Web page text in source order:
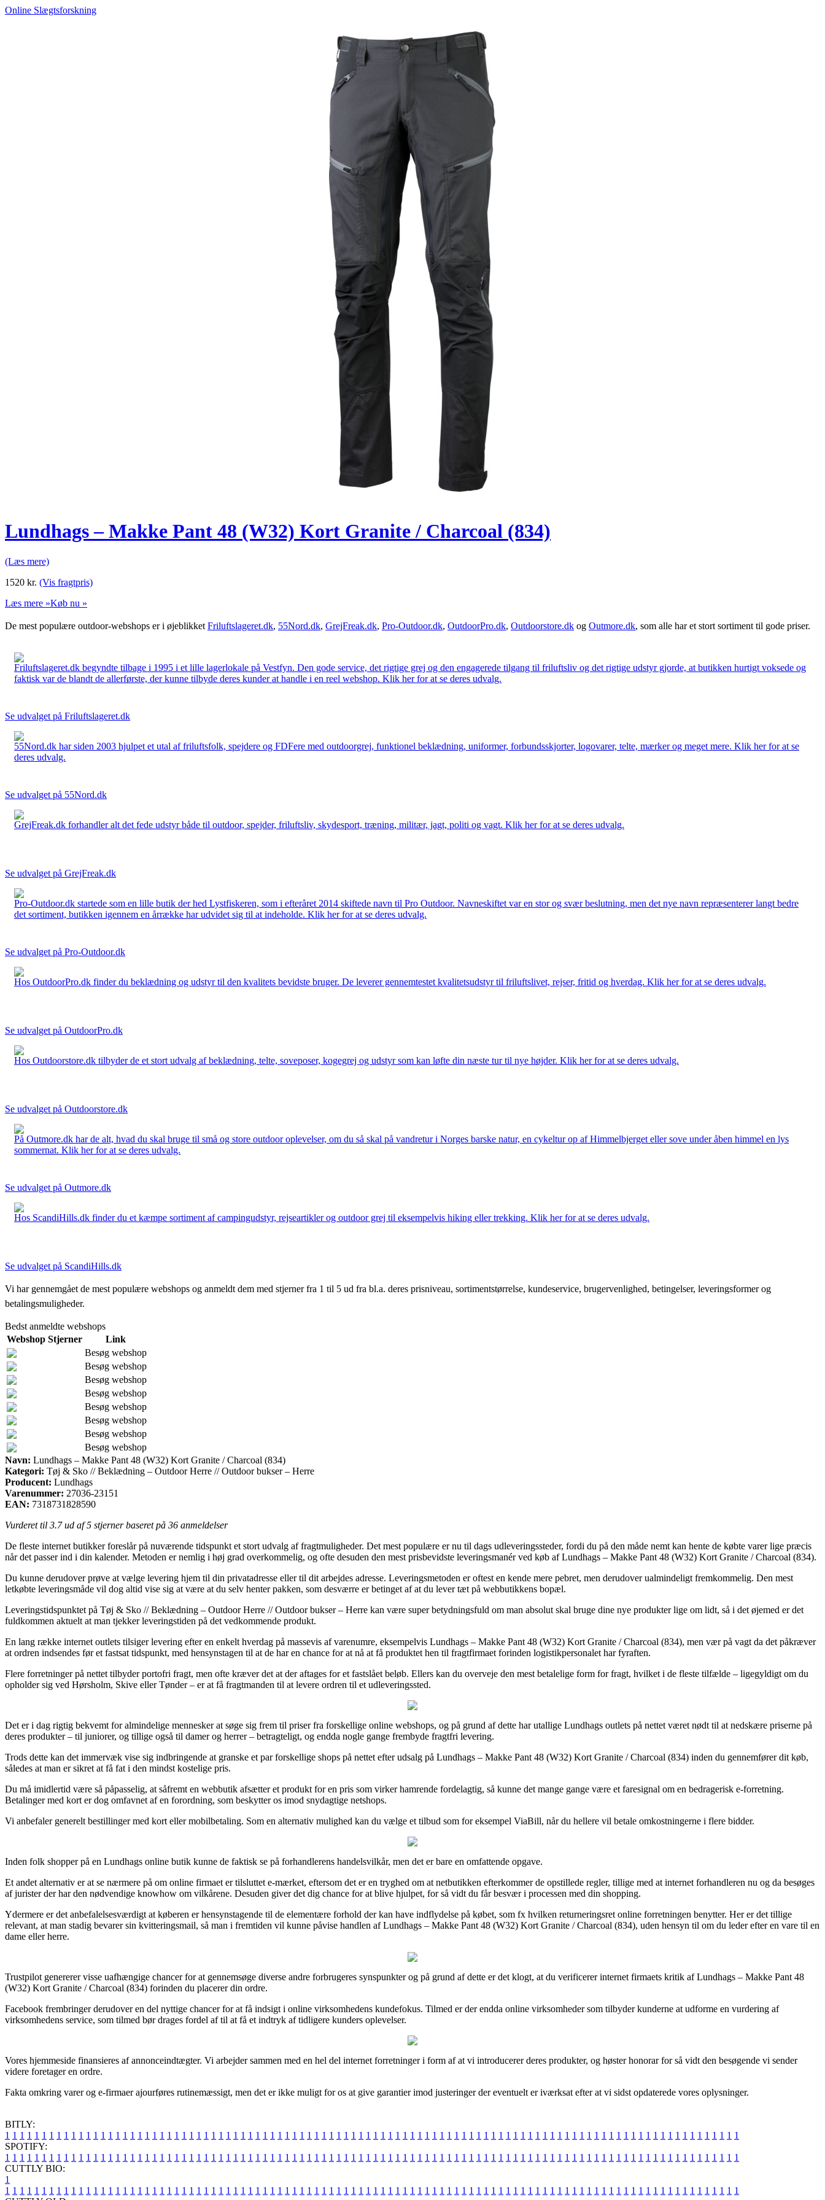
Online Slægtsforskning
Lundhags – Makke Pant 48 (W32) Kort Granite / Charcoal (834)
(Læs mere)
1520 kr. (Vis fragtpris)
Læs mere »Køb nu »
De mest populære outdoor-webshops er i øjeblikket Friluftslageret.dk, 55Nord.dk, GrejFreak.dk, Pro-Outdoor.dk, OutdoorPro.dk, Outdoorstore.dk og Outmore.dk, som alle har et stort sortiment til gode priser.
Friluftslageret.dk begyndte tilbage i 1995 i et lille lagerlokale på Vestfyn. Den gode service, det rigtige grej og den engagerede tilgang til friluftsliv og det rigtige udstyr gjorde, at butikken hurtigt voksede og
faktisk var de blandt de allerførste, der kunne tilbyde deres kunder at handle i en reel webshop. Klik her for at se deres udvalg.
Se udvalget på Friluftslageret.dk
55Nord.dk har siden 2003 hjulpet et utal af friluftsfolk, spejdere og FDFere med outdoorgrej, funktionel beklædning, uniformer, forbundsskjorter, logovarer, telte, mærker og meget mere. Klik her for at se
deres udvalg.
Se udvalget på 55Nord.dk
GrejFreak.dk forhandler alt det fede udstyr både til outdoor, spejder, friluftsliv, skydesport, træning, militær, jagt, politi og vagt. Klik her for at se deres udvalg.
Se udvalget på GrejFreak.dk
Pro-Outdoor.dk startede som en lille butik der hed Lystfiskeren, som i efteråret 2014 skiftede navn til Pro Outdoor. Navneskiftet var en stor og svær beslutning, men det nye navn repræsenterer langt bedre
det sortiment, butikken igennem en årrække har udvidet sig til at indeholde. Klik her for at se deres udvalg.
Se udvalget på Pro-Outdoor.dk
Hos OutdoorPro.dk finder du beklædning og udstyr til den kvalitets bevidste bruger. De leverer gennemtestet kvalitetsudstyr til friluftslivet, rejser, fritid og hverdag. Klik her for at se deres udvalg.
Se udvalget på OutdoorPro.dk
Hos Outdoorstore.dk tilbyder de et stort udvalg af beklædning, telte, soveposer, kogegrej og udstyr som kan løfte din næste tur til nye højder. Klik her for at se deres udvalg.
Se udvalget på Outdoorstore.dk
På Outmore.dk har de alt, hvad du skal bruge til små og store outdoor oplevelser, om du så skal på vandretur i Norges barske natur, en cykeltur op af Himmelbjerget eller sove under åben himmel en lys
sommernat. Klik her for at se deres udvalg.
Se udvalget på Outmore.dk
Hos ScandiHills.dk finder du et kæmpe sortiment af campingudstyr, rejseartikler og outdoor grej til eksempelvis hiking eller trekking. Klik her for at se deres udvalg.
Se udvalget på ScandiHills.dk
Vi har gennemgået de mest populære webshops og anmeldt dem med stjerner fra 1 til 5 ud fra bl.a. deres prisniveau, sortimentstørrelse, kundeservice, brugervenlighed, betingelser, leveringsformer og
betalingsmuligheder.
Bedst anmeldte webshops
Webshop Stjerner
Link
Besøg webshop
Besøg webshop
Besøg webshop
Besøg webshop
Besøg webshop
Besøg webshop
Besøg webshop
Besøg webshop
Navn: Lundhags – Makke Pant 48 (W32) Kort Granite / Charcoal (834)
Kategori: Tøj & Sko // Beklædning – Outdoor Herre // Outdoor bukser – Herre
Producent: Lundhags
Varenummer: 27036-23151
EAN: 7318731828590
Vurderet til 3.7ud af 5 stjerner baseret på 36 anmeldelser
De fleste internet butikker foreslår på nuværende tidspunkt et stort udvalg af fragtmuligheder. Det mest populære er nu til dags udleveringssteder, fordi du på den måde nemt kan hente de købte varer lige præcis
når det passer ind i din kalender. Metoden er nemlig i høj grad overkommelig, og ofte desuden den mest prisbevidste leveringsmanér ved køb af Lundhags – Makke Pant 48 (W32) Kort Granite / Charcoal (834).
Du kunne derudover prøve at vælge levering hjem til din privatadresse eller til dit arbejdes adresse. Leveringsmetoden er oftest en kende mere pebret, men derudover ualmindeligt fremkommelig. Den mest
letkøbte leveringsmåde vil dog altid vise sig at være at du selv henter pakken, som desværre er betinget af at du lever tæt på webbutikkens bopæl.
Leveringstidspunktet på Tøj & Sko // Beklædning – Outdoor Herre // Outdoor bukser – Herre kan være super betydningsfuld om man absolut skal bruge dine nye produkter lige om lidt, så i det øjemed er det
fuldkommen aktuelt at man tjekker leveringstiden på det vedkommende produkt.
En lang række internet outlets tilsiger levering efter en enkelt hverdag på massevis af varenumre, eksempelvis Lundhags – Makke Pant 48 (W32) Kort Granite / Charcoal (834), men vær på vagt da det påkræver
at ordren indsendes før et fastsat tidspunkt, med hensynstagen til at de har en chance for at nå at få produktet hen til fragtfirmaet forinden logistikpersonalet har fyraften.
Flere forretninger på nettet tilbyder portofri fragt, men ofte kræver det at der aftages for et fastslået beløb. Ellers kan du overveje den mest betalelige form for fragt, hvilket i de fleste tilfælde – ligegyldigt om du
opholder sig ved Hørsholm, Skive eller Tønder – er at få fragtmanden til at levere ordren til et udleveringssted.
Det er i dag rigtig bekvemt for almindelige mennesker at søge sig frem til priser fra forskellige online webshops, og på grund af dette har utallige Lundhags outlets på nettet været nødt til at nedskære priserne på
deres produkter – til juniorer, og tillige også til damer og herrer – betragteligt, og endda nogle gange frembyde fragtfri levering.
Trods dette kan det immervæk vise sig indbringende at granske et par forskellige shops på nettet efter udsalg på Lundhags – Makke Pant 48 (W32) Kort Granite / Charcoal (834) inden du gennemfører dit køb,
således at man er sikret at få fat i den mindst kostelige pris.
Du må imidlertid være så påpasselig, at såfremt en webbutik afsætter et produkt for en pris som virker hamrende fordelagtig, så kunne det mange gange være et faresignal om en bedragerisk e-forretning.
Betalinger med kort er dog omfavnet af en forordning, som beskytter os imod snydagtige netshops.
Vi anbefaler generelt bestillinger med kort eller mobilbetaling. Som en alternativ mulighed kan du vælge et tilbud som for eksempel ViaBill, når du hellere vil betale omkostningerne i flere bidder.
Inden folk shopper på en Lundhags online butik kunne de faktisk se på forhandlerens handelsvilkår, men det er bare en omfattende opgave.
Et andet alternativ er at se nærmere på om online firmaet er tilsluttet e-mærket, eftersom det er en tryghed om at netbutikken efterkommer de opstillede regler, tillige med at internet forhandleren nu og da besøges
af jurister der har den nødvendige knowhow om vilkårene. Desuden giver det dig chance for at blive hjulpet, for så vidt du får besvær i processen med din shopping.
Ydermere er det anbefalelsesværdigt at køberen er hensynstagende til de elementære forhold der kan have indflydelse på købet, som fx hvilken returneringsret online forretningen benytter. Her er det tillige
relevant, at man stadig bevarer sin kvitteringsmail, så man i fremtiden vil kunne påvise handlen af Lundhags – Makke Pant 48 (W32) Kort Granite / Charcoal (834), uden hensyn til om du leder efter en vare til en
dame eller herre.
Trustpilot genererer visse uafhængige chancer for at gennemsøge diverse andre forbrugeres synspunkter og på grund af dette er det klogt, at du verificerer internet firmaets kritik af Lundhags – Makke Pant 48
(W32) Kort Granite / Charcoal (834) forinden du placerer din ordre.
Facebook frembringer derudover en del nyttige chancer for at få indsigt i online virksomhedens kundefokus. Tilmed er der endda online virksomheder som tilbyder kunderne at udforme en vurdering af
virksomhedens service, som tilmed bør drages fordel af til at få et indtryk af tidligere kunders oplevelser.
Vores hjemmeside finansieres af annonceindtægter. Vi arbejder sammen med en hel del internet forretninger i form af at vi introducerer deres produkter, og høster honorar for så vidt den besøgende vi sender
videre foretager en ordre.
Fakta omkring varer og e-firmaer ajourføres rutinemæssigt, men det er ikke muligt for os at give garantier imod justeringer der eventuelt er iværksat efter at vi sidst opdaterede vores oplysninger.
BITLY:
1 1 1 1 1 1 1 1 1 1 1 1 1 1 1 1 1 1 1 1 1 1 1 1 1 1 1 1 1 1 1 1 1 1 1 1 1 1 1 1 1 1 1 1 1 1 1 1 1 1 1 1 1 1 1 1 1 1 1 1 1 1 1 1 1 1 1 1 1 1 1 1 1 1 1 1 1 1 1 1 1 1 1 1 1 1 1 1 1 1 1 1 1 1 1 1 1 1 1 1
SPOTIFY:
1 1 1 1 1 1 1 1 1 1 1 1 1 1 1 1 1 1 1 1 1 1 1 1 1 1 1 1 1 1 1 1 1 1 1 1 1 1 1 1 1 1 1 1 1 1 1 1 1 1 1 1 1 1 1 1 1 1 1 1 1 1 1 1 1 1 1 1 1 1 1 1 1 1 1 1 1 1 1 1 1 1 1 1 1 1 1 1 1 1 1 1 1 1 1 1 1 1 1 1
CUTTLY BIO:
1
1 1 1 1 1 1 1 1 1 1 1 1 1 1 1 1 1 1 1 1 1 1 1 1 1 1 1 1 1 1 1 1 1 1 1 1 1 1 1 1 1 1 1 1 1 1 1 1 1 1 1 1 1 1 1 1 1 1 1 1 1 1 1 1 1 1 1 1 1 1 1 1 1 1 1 1 1 1 1 1 1 1 1 1 1 1 1 1 1 1 1 1 1 1 1 1 1 1 1 1